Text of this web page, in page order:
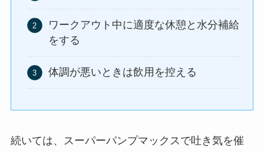
ワークアウト中に適度な休憩と水分補給
をする
体調が悪いときは飲用を控える
続いては、スーパーパンプマックスで吐き気を催